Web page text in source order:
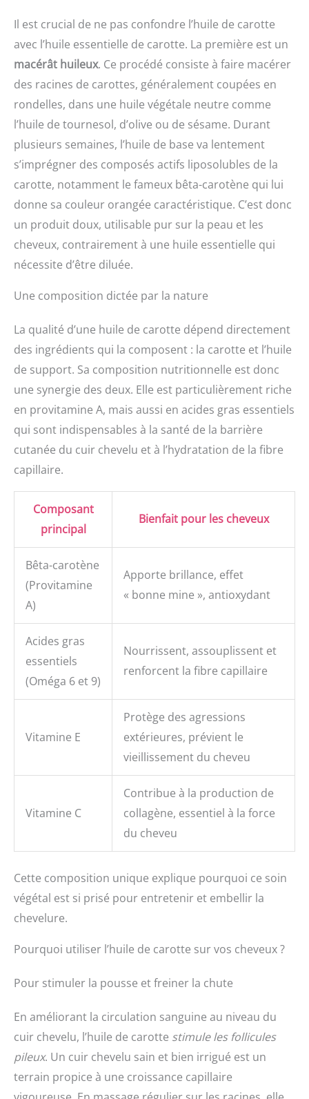
veuillez demander un remboursement. Nous
promettons qu'il n'y aura pas de problème
Il est crucial de ne pas confondre l’huile de carotte
avec l’huile essentielle de carotte. La première est un
macérât huileux. Ce procédé consiste à faire macérer
des racines de carottes, généralement coupées en
rondelles, dans une huile végétale neutre comme
l’huile de tournesol, d’olive ou de sésame. Durant
plusieurs semaines, l’huile de base va lentement
s’imprégner des composés actifs liposolubles de la
carotte, notamment le fameux bêta-carotène qui lui
donne sa couleur orangée caractéristique. C’est donc
un produit doux, utilisable pur sur la peau et les
cheveux, contrairement à une huile essentielle qui
nécessite d’être diluée.
Une composition dictée par la nature
La qualité d’une huile de carotte dépend directement
des ingrédients qui la composent : la carotte et l’huile
de support. Sa composition nutritionnelle est donc
une synergie des deux. Elle est particulièrement riche
en provitamine A, mais aussi en acides gras essentiels
qui sont indispensables à la santé de la barrière
cutanée du cuir chevelu et à l’hydratation de la fibre
capillaire.
Composant
principal
Bienfait pour les cheveux
Bêta-carotène
(Provitamine
A)
Apporte brillance, effet
« bonne mine », antioxydant
Acides gras
essentiels
(Oméga 6 et 9)
Nourrissent, assouplissent et
renforcent la fibre capillaire
Vitamine E
Protège des agressions
extérieures, prévient le
vieillissement du cheveu
Vitamine C
Contribue à la production de
collagène, essentiel à la force
du cheveu
Cette composition unique explique pourquoi ce soin
végétal est si prisé pour entretenir et embellir la
chevelure.
Pourquoi utiliser l’huile de carotte sur vos cheveux ?
Pour stimuler la pousse et freiner la chute
En améliorant la circulation sanguine au niveau du
cuir chevelu, l’huile de carotte stimule les follicules
pileux. Un cuir chevelu sain et bien irrigué est un
terrain propice à une croissance capillaire